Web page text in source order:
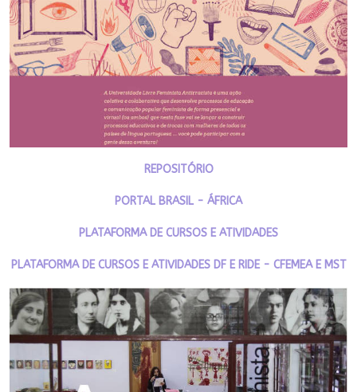
REPOSITÓRIO
PORTAL BRASIL - ÁFRICA
PLATAFORMA DE CURSOS E ATIVIDADES
PLATAFORMA DE CURSOS E ATIVIDADES DF E RIDE - CFEMEA E MST